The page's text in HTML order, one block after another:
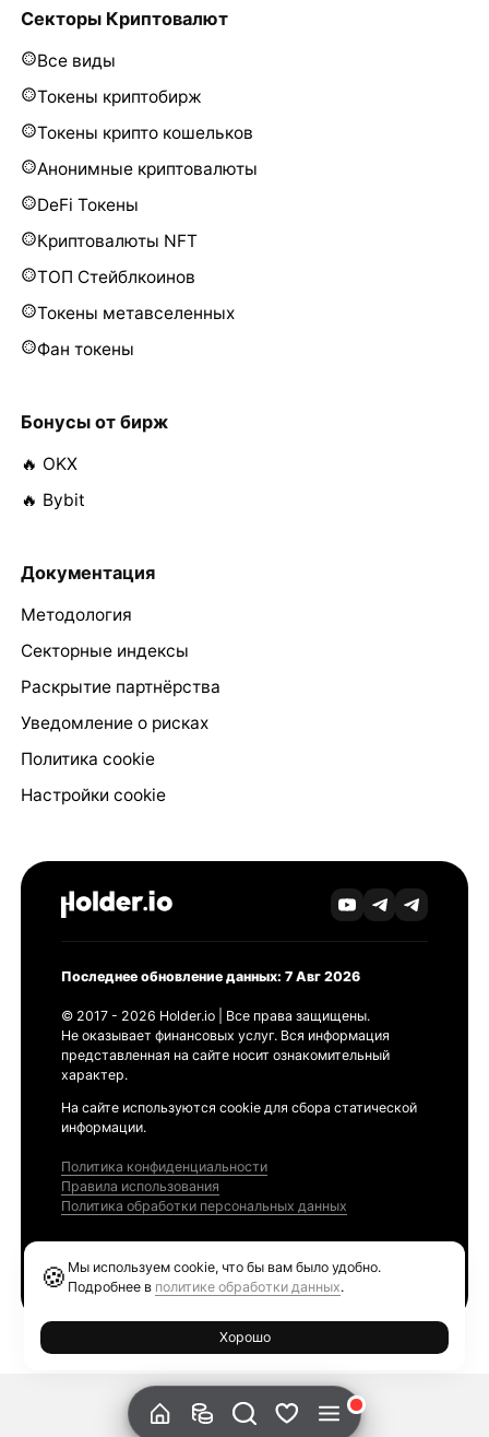
Секторы Криптовалют
Все виды
Токены криптобирж
Токены крипто кошельков
Анонимные криптовалюты
DeFi Токены
Криптовалюты NFT
ТОП Стейблкоинов
Токены метавселенных
Фан токены
Бонусы от бирж
🔥 OKX
🔥 Bybit
Документация
Методология
Секторные индексы
Раскрытие партнёрства
Уведомление о рисках
Политика cookie
Настройки cookie
Последнее обновление данных: 7 Авг 2026
© 2017 - 2026 Holder.io | Все права защищены.
Не оказывает финансовых услуг. Вся информация
представленная на сайте носит ознакомительный
характер.
На сайте используются cookie для сбора статической
информации.
Политика конфиденциальности
Правила использования
Политика обработки персональных данных
🍪 Мы используем cookie, что бы вам было удобно.
Подробнее в политике обработки данных.
Хорошо
Ethereum GAS Tracker